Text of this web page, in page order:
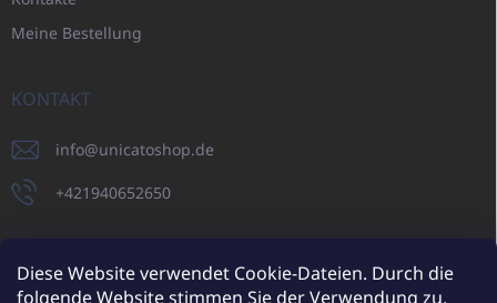
Diese Website verwendet Cookie-Dateien. Durch die
folgende Website stimmen Sie der Verwendung zu.
Meine Bestellung
KONTAKT
info@unicatoshop.de
+421940652650